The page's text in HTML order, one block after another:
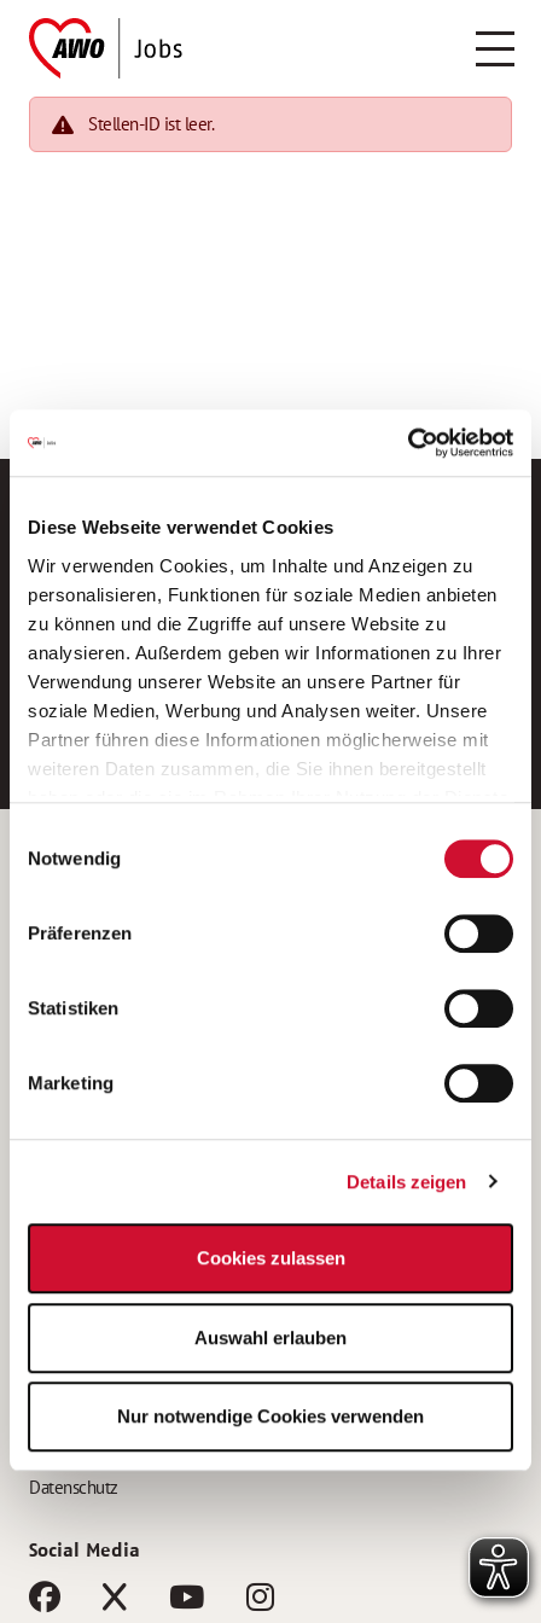
Diese Webseite verwendet Cookies
Wir verwenden Cookies, um Inhalte und Anzeigen zu
personalisieren, Funktionen für soziale Medien anbieten
zu können und die Zugriffe auf unsere Website zu
analysieren. Außerdem geben wir Informationen zu Ihrer
Verwendung unserer Website an unsere Partner für
soziale Medien, Werbung und Analysen weiter. Unsere
Partner führen diese Informationen möglicherweise mit
weiteren Daten zusammen, die Sie ihnen bereitgestellt
Wenn Sie auf „Cookies zulassen“ klicken, so stimmen
Sie der Speicherung sämtlicher Cookies zu. Sie können
Ihre Einwilligung selbstverständlich jederzeit widerrufen,
indem Sie die Cookie-Einstellungen aufrufen und diese
unsererDatenschutzerklärung
Notwendig
Präferenzen
Statistiken
Marketing
Details zeigen
Cookies zulassen
Auswahl erlauben
Nur notwendige Cookies verwenden
Stellen-ID ist leer.
Neue Stellen per E-Mail.
Ein kostenloser Service von AWO
Jobs.
E-Mail-Adresse eintragen
Betreiber der Webseite
Kantstraße 45a
(Ein Tochterunternehmen des AWO Bezirksverbandes Unterfranken
e.V.)
Bewerbung als Altenpflegehelfer*in
Bewerbung als Erzieher*in
AWO Gliederungen nach Bundesland
Impressum
Datenschutz
Social Media